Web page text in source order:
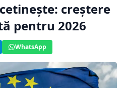
creștere
pentru 2026
WhatsApp